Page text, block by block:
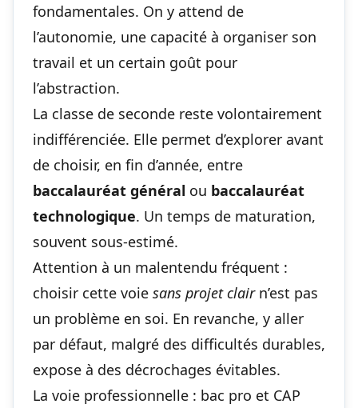
fondamentales. On y attend de
l’autonomie, une capacité à organiser son
travail et un certain goût pour
l’abstraction.
La classe de seconde reste volontairement
indifférenciée. Elle permet d’explorer avant
de choisir, en fin d’année, entre
baccalauréat général ou baccalauréat
technologique. Un temps de maturation,
souvent sous-estimé.
Attention à un malentendu fréquent :
choisir cette voie sans projet clairn’est pas
un problème en soi. En revanche, y aller
par défaut, malgré des difficultés durables,
expose à des décrochages évitables.
La voie professionnelle : bac pro et CAP